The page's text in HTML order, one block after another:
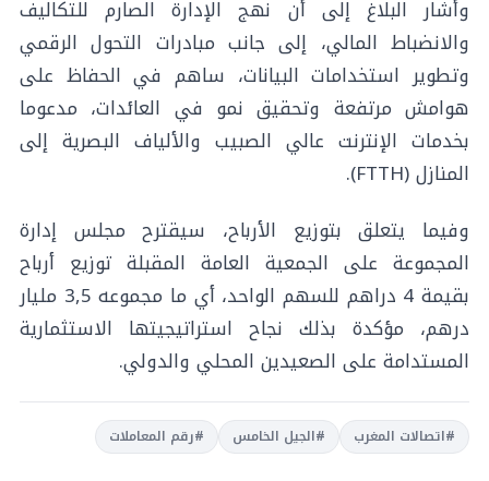
وأشار البلاغ إلى أن نهج الإدارة الصارم للتكاليف
والانضباط المالي، إلى جانب مبادرات التحول الرقمي
وتطوير استخدامات البيانات، ساهم في الحفاظ على
هوامش مرتفعة وتحقيق نمو في العائدات، مدعوما
بخدمات الإنترنت عالي الصبيب والألياف البصرية إلى
المنازل (FTTH).
وفيما يتعلق بتوزيع الأرباح، سيقترح مجلس إدارة
المجموعة على الجمعية العامة المقبلة توزيع أرباح
بقيمة 4 دراهم للسهم الواحد، أي ما مجموعه 3,5 مليار
درهم، مؤكدة بذلك نجاح استراتيجيتها الاستثمارية
المستدامة على الصعيدين المحلي والدولي.
#اتصالات المغرب #الجيل الخامس #رقم المعاملات